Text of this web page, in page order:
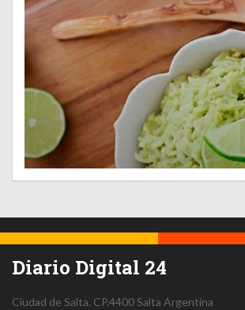
Diario Digital 24
Ciudad de Salta. CP.4400Salta Argentina